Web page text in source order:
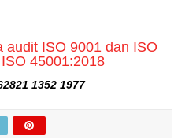
audit ISO 9001 dan ISO
45001:2018
1352 1977